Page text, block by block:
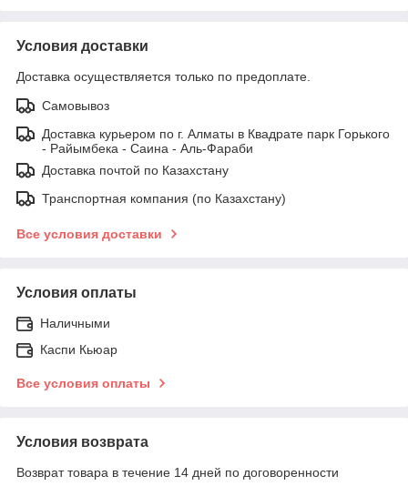
Условия доставки
Доставка осуществляется только по предоплате.
Самовывоз
Доставка курьером по г. Алматы в Квадрате парк Горького
- Райымбека - Саина - Аль-Фараби
Доставка почтой по Казахстану
Транспортная компания (по Казахстану)
Все условия доставки
Условия оплаты
Наличными
Каспи Кьюар
Все условия оплаты
Условия возврата
Возврат товара в течение 14 дней по договоренности